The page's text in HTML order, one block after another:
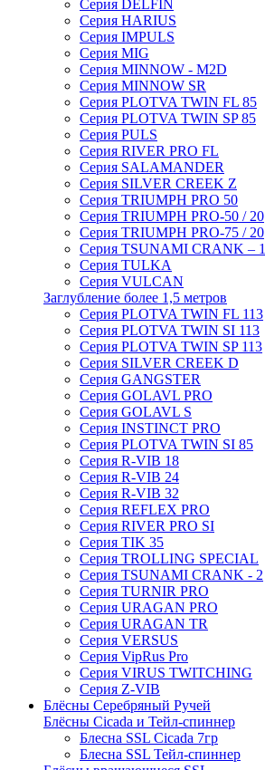
Серия DELFIN
Серия HARIUS
Серия IMPULS
Серия MIG
Серия MINNOW - M2D
Серия MINNOW SR
Серия PLOTVA TWIN FL 85
Серия PLOTVA TWIN SP 85
Серия PULS
Серия RIVER PRO FL
Серия SALAMANDER
Серия SILVER CREEK Z
Серия TRIUMPH PRO 50
Серия TRIUMPH PRO-50 / 20
Серия TRIUMPH PRO-75 / 20
Серия TSUNAMI CRANK – 1
Серия TULKA
Серия VULCAN
Заглубление более 1,5 метров
Серия PLOTVA TWIN FL 113
Серия PLOTVA TWIN SI 113
Серия PLOTVA TWIN SP 113
Серия SILVER CREEK D
Серия GANGSTER
Серия GOLAVL PRO
Серия GOLAVL S
Серия INSTINCT PRO
Серия PLOTVA TWIN SI 85
Серия R-VIB 18
Серия R-VIB 24
Серия R-VIB 32
Серия REFLEX PRO
Серия RIVER PRO SI
Серия TIK 35
Серия TROLLING SPECIAL
Серия TSUNAMI CRANK - 2
Серия TURNIR PRO
Серия URAGAN PRO
Серия URAGAN TR
Серия VERSUS
Серия VipRus Pro
Серия VIRUS TWITCHING
Серия Z-VIB
Блёсны Серебряный Ручей
Блёсны Cicada и Тейл-спиннер
Блесна SSL Cicada 7гр
Блесна SSL Тейл-спиннер